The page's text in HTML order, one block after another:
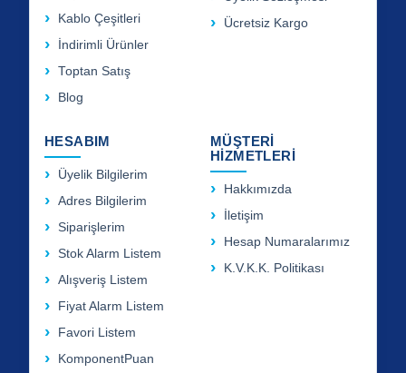
Kablo Çeşitleri
İndirimli Ürünler
Toptan Satış
Blog
Ücretsiz Kargo
HESABIM
Üyelik Bilgilerim
Adres Bilgilerim
Siparişlerim
Stok Alarm Listem
Alışveriş Listem
Fiyat Alarm Listem
Favori Listem
KomponentPuan
MÜŞTERİ
HİZMETLERİ
Hakkımızda
İletişim
Hesap Numaralarımız
K.V.K.K. Politikası